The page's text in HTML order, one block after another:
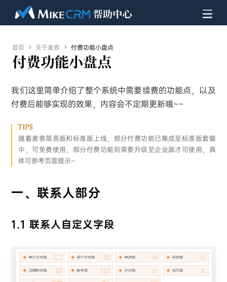
首页  关于麦客  付费功能小盘点
付费功能小盘点
我们这里简单介绍了整个系统中需要续费的功能点，以及
付费后能够实现的效果，内容会不定期更新哦~~
随着麦客简易版和标准版上线，部分付费功能已集成至标准版套餐
中，可免费使用；部分付费功能则需要升级至企业版才可使用，具
体可参考页面提示~
一、联系人部分
1.1 联系人自定义字段